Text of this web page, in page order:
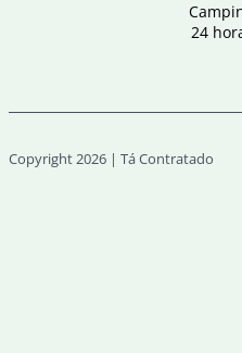
24
Copyright 2026 | Tá Contratado